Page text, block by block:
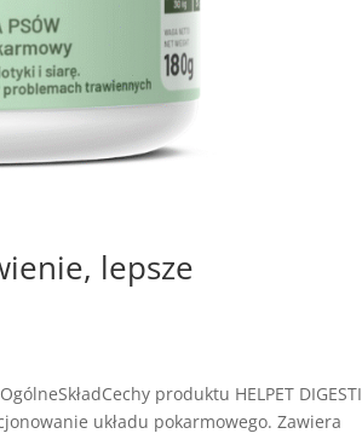
lepsze
produktu HELPET
układu pokarmowego. Zawiera